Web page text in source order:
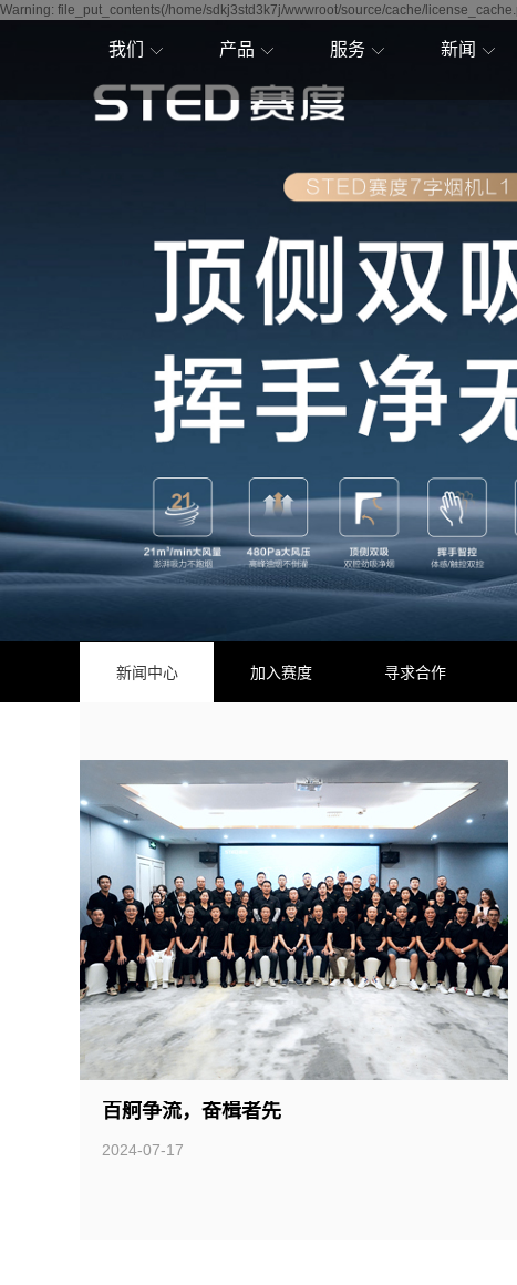
Warning: file_put_contents(/home/sdkj3std3k7j/wwwroot/source/cache/
我们
赛度简介
赛度历程
产品
吸油烟机
壁挂炉
集成灶
服务
售后服务
帮助中心
新闻
技术资讯
新闻中心 加入赛度 寻求合作
百舸争流，奋楫者先
2024-07-17